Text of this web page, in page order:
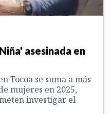
asesinada en
Tocoa se suma a más
mujeres en 2025,
investigar el